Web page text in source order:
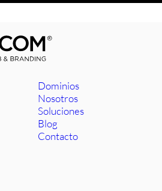
Dominios
Nosotros
Soluciones
Blog
Contacto